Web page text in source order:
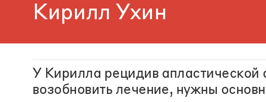
Кирилл Ухин
У Кирилла рецидив апластической
возобновить лечение, нужны